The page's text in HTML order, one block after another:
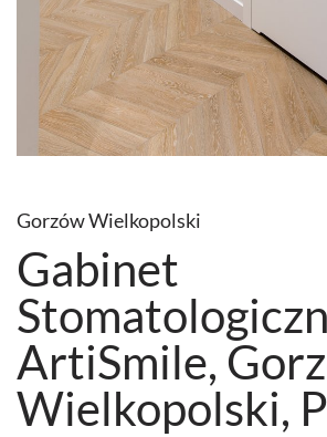
Gorzów Wielkopolski
Gabinet
ArtiSmile,
Wielkopolski,